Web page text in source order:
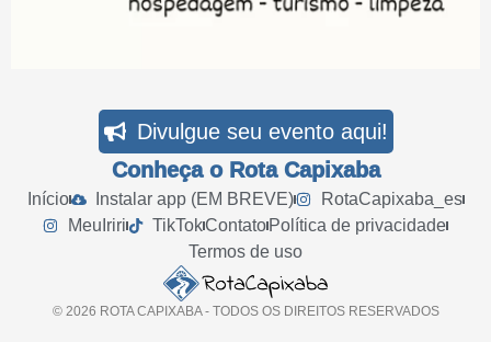
Divulgue seu evento aqui!
Conheça o Rota Capixaba
Início Instalar app (EM BREVE)
RotaCapixaba_es
MeuIriri
TikTokContato Política de privacidade
Termos de uso
© 2026 ROTA CAPIXABA - TODOS OS DIREITOS RESERVADOS